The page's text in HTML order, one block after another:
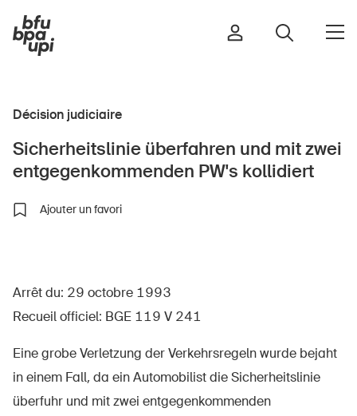
Sport et activité physique
Maison et jardin
Bâtiments et installations
Entreprises
Décision judiciaire
Sicherheitslinie überfahren und mit zwei
entgegenkommenden PW's kollidiert
Ajouter un favori
Arrêt du: 29 octobre 1993
Recueil officiel: BGE 119 V 241
Eine grobe Verletzung der Verkehrsregeln wurde bejaht
in einem Fall, da ein Automobilist die Sicherheitslinie
überfuhr und mit zwei entgegenkommenden